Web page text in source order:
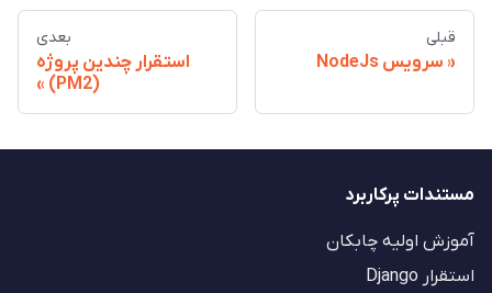
قبلی
سرویس NodeJs
بعدی
استقرار چندین پروژه
(PM2)
مستندات پرکاربرد
آموزش اولیه چابکان
استقرار Django